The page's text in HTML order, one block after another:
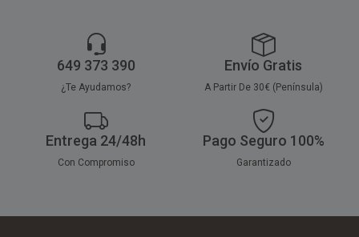
649 373 390
¿Te Ayudamos?
Envío Gratis
A Partir De 30€ (Península)
Entrega 24/48h
Con Compromiso
Pago Seguro 100%
Garantizado